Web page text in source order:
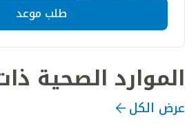
طلب موعد
الموارد الصحية
عرض الكل